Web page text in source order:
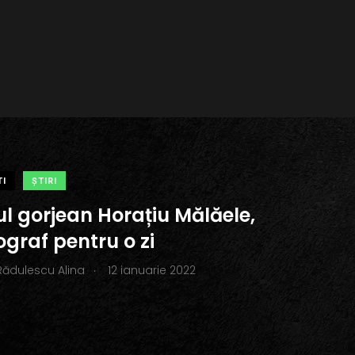
ŞTIRI
gorjean Horațiu Mălăele,
pentru o zi
Alina . 12 ianuarie 2022